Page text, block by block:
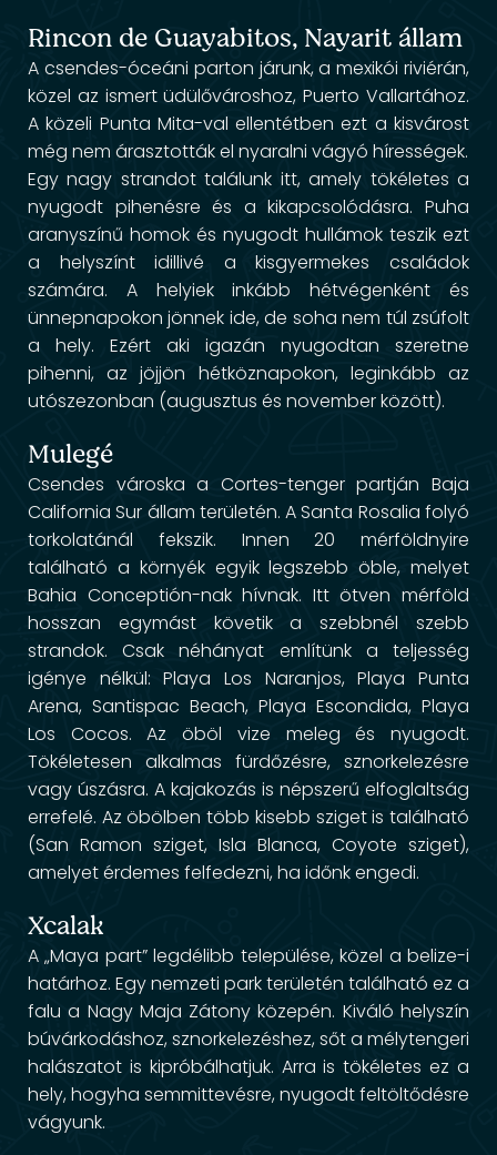
Rincon de Guayabitos, Nayarit állam
A csendes-óceáni parton járunk, a mexikói riviérán,
közel az ismert üdülővároshoz, Puerto Vallartához.
A közeli Punta Mita-val ellentétben ezt a kisvárost
még nem árasztották el nyaralni vágyó hírességek.
Egy nagy strandot találunk itt, amely tökéletes a
nyugodt pihenésre és a kikapcsolódásra. Puha
aranyszínű homok és nyugodt hullámok teszik ezt
a helyszínt idillivé a kisgyermekes családok
számára. A helyiek inkább hétvégenként és
ünnepnapokon jönnek ide, de soha nem túl zsúfolt
a hely. Ezért aki igazán nyugodtan szeretne
pihenni, az jöjjön hétköznapokon, leginkább az
utószezonban (augusztus és november között).
Mulegé
Csendes városka a Cortes-tenger partján Baja
California Sur állam területén. A Santa Rosalia folyó
torkolatánál fekszik. Innen 20 mérföldnyire
található a környék egyik legszebb öble, melyet
Bahia Conceptión-nak hívnak. Itt ötven mérföld
hosszan egymást követik a szebbnél szebb
strandok. Csak néhányat említünk a teljesség
igénye nélkül: Playa Los Naranjos, Playa Punta
Arena, Santispac Beach, Playa Escondida, Playa
Los Cocos. Az öböl vize meleg és nyugodt.
Tökéletesen alkalmas fürdőzésre, sznorkelezésre
vagy úszásra. A kajakozás is népszerű elfoglaltság
errefelé. Az öbölben több kisebb sziget is található
(San Ramon sziget, Isla Blanca, Coyote sziget),
amelyet érdemes felfedezni, ha időnk engedi.
Xcalak
A „Maya part” legdélibb települése, közel a belize-i
határhoz. Egy nemzeti park területén található ez a
falu a Nagy Maja Zátony közepén. Kiváló helyszín
búvárkodáshoz, sznorkelezéshez, sőt a mélytengeri
halászatot is kipróbálhatjuk. Arra is tökéletes ez a
hely, hogyha semmittevésre, nyugodt feltöltődésre
vágyunk.